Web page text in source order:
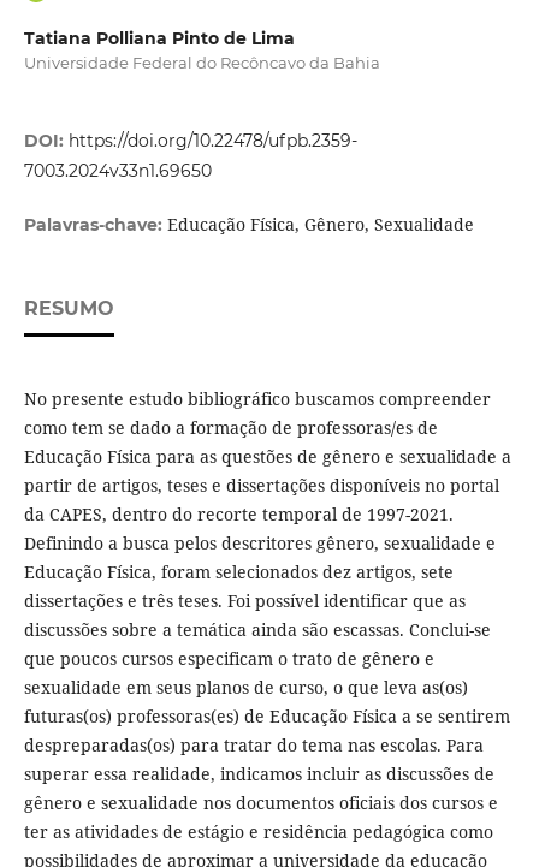
Tatiana Polliana Pinto de Lima
Universidade Federal do Recôncavo da Bahia
DOI: https://doi.org/10.22478/ufpb.2359-
7003.2024v33n1.69650
Palavras-chave: Educação Física, Gênero, Sexualidade
RESUMO
No presente estudo bibliográfico buscamos compreender
como tem se dado a formação de professoras/es de
Educação Física para as questões de gênero e sexualidade a
partir de artigos, teses e dissertações disponíveis no portal
da CAPES, dentro do recorte temporal de 1997-2021.
Definindo a busca pelos descritores gênero, sexualidade e
Educação Física, foram selecionados dez artigos, sete
dissertações e três teses. Foi possível identificar que as
discussões sobre a temática ainda são escassas. Conclui-se
que poucos cursos especificam o trato de gênero e
sexualidade em seus planos de curso, o que leva as(os)
futuras(os) professoras(es) de Educação Física a se sentirem
despreparadas(os) para tratar do tema nas escolas. Para
superar essa realidade, indicamos incluir as discussões de
gênero e sexualidade nos documentos oficiais dos cursos e
ter as atividades de estágio e residência pedagógica como
possibilidades de aproximar a universidade da educação